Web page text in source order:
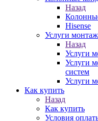
Назад
Hisense
Услуги
Назад
Услуги
Услуги
систем
Услуги
Как купить
Назад
Как купить
Условия